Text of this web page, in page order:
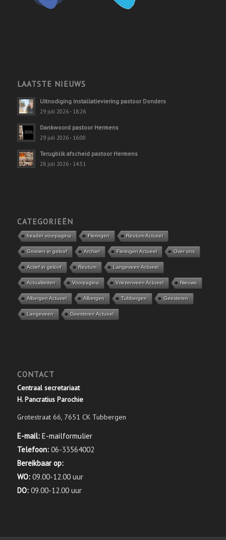
LAATSTE NIEUWS
Uitnodiging installatieviering pastoor Donders
29 juli 2026 - 18:26
Dankwoord pastoor Hermens
29 juli 2026 - 16:00
Terugblik afscheid pastoor Hermens
28 juli 2026 - 14:51
CATEGORIEËN
header voorpagina Fleringen Reutum Actueel
Groeien in geloof Archief Fleringen Actueel Over ons
Actief in geloof Reutum Langeveen Actueel
Actualiteiten Voorpagina Vriezenveen Actueel Nieuws
Albergen Actueel Albergen Tubbergen Geesteren
Langeveen Geesteren Actueel
CONTACT
Centraal secretariaat
H. Pancratius Parochie
Grotestraat 66, 7651 CK Tubbergen
E-mail: E-mailformulier
Telefoon: 06-33564002
Bereikbaar op:
WO: 09.00-12.00 uur
DO: 09.00-12.00 uur